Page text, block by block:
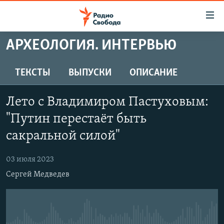
упрощенного
Вернуться
к
основному
содержанию
Вернутся
навигации
Вернутся
ПОДКАСТЫ
ЦИТАТЫ СВОБОДЫ
МНЕНИЯ
КУЛЬТУРА
IDEL.РЕАЛИИ
КАВКАЗ.РЕАЛИИ
АРХЕОЛОГИЯ. ИНТЕРВЬЮ
ТЕКСТЫ ВЫПУСКИ ОПИСАНИЕ
Лето с Владимиром Пастуховым:
"Путин перестаёт быть
сакральной силой"
03 июля 2023
Сергей Медведев